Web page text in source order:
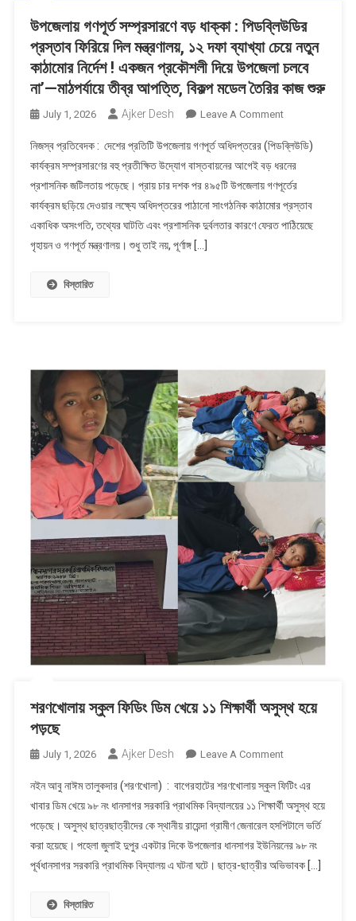
উপজেলায় গণপূর্ত সম্প্রসারণে বড় ধাক্কা : পিডব্লিউডির
প্রস্তাব ফিরিয়ে দিল মন্ত্রণালয়, ১২ দফা ব্যাখ্যা চেয়ে নতুন
কাঠামোর নির্দেশ ! একজন প্রকৌশলী দিয়ে উপজেলা চলবে
না’—মাঠপর্যায়ে তীব্র আপত্তি, বিকল্প মডেল তৈরির কাজ শুরু
July 1, 2026 Ajker Desh Leave A CommentOn
গণপূর্ত
সম্প্রসারণে
বড়
ধাক্কা
:
ব্যাখ্যা
চেয়ে
নতুন
কাঠামোর
নির্দেশ
একজন
উপজেলা
চলবে
না’—
মাঠপর্যায়ে
আপত্তি,
বিকল্প
মডেল
শুরু
নিজস্ব প্রতিবেদক : দেশের প্রতিটি উপজেলায় গণপূর্ত অধিদপ্তরের (পিডব্লিউডি)
কার্যক্রম সম্প্রসারণের বহু প্রতীক্ষিত উদ্যোগ বাস্তবায়নের আগেই বড় ধরনের
প্রশাসনিক জটিলতায় পড়েছে। প্রায় চার দশক পর ৪৯৫টি উপজেলায় গণপূর্তের
কার্যক্রম ছড়িয়ে দেওয়ার লক্ষ্যে অধিদপ্তরের পাঠানো সাংগঠনিক কাঠামোর প্রস্তাব
একাধিক অসংগতি, তথ্যের ঘাটতি এবং প্রশাসনিক দুর্বলতার কারণে ফেরত পাঠিয়েছে
গৃহায়ন ও গণপূর্ত মন্ত্রণালয়। শুধু তাই নয়, পূর্ণাঙ্গ […]
বিস্তারিত
শরণখোলায় স্কুল ফিডিং ডিম খেয়ে ১১ শিক্ষার্থী অসুস্থ হয়ে
পড়ছে
July 1, 2026 Ajker Desh Leave A CommentOn
স্কুল
ফিডিং
ডিম
খেয়ে
১১
নইন আবু নাঈম তালুকদার (শরণখোলা) : বাগেরহাটের শরণখোলায় স্কুল ফিটিং এর
খাবার ডিম খেয়ে ৯৮ নং ধানসাগর সরকারি প্রাথমিক বিদ্যালয়ের ১১ শিক্ষার্থী অসুস্থ হয়ে
পড়েছে। অসুস্থ ছাত্রছাত্রীদের কে স্থানীয় রায়েন্দা গ্রামীণ জেনারেল হসপিটালে ভর্তি
করা হয়েছে। পহেলা জুলাই দুপুর একটার দিকে উপজেলার ধানসাগর ইউনিয়নের ৯৮ নং
পূর্বধানসাগর সরকারি প্রাথমিক বিদ্যালয় এ ঘটনা ঘটে। ছাত্র-ছাত্রীর অভিভাবক […]
বিস্তারিত